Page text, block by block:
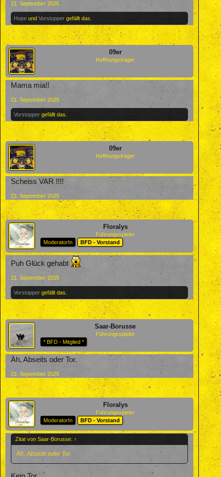
21. September 2025
Hope und Vorstopper gefällt das.
09er
Hoffnungsträger
Mama mia!!
21. September 2025
Vorstopper gefällt das.
09er
Hoffnungsträger
Scheiss VAR !!!!
21. September 2025
Floralys
Führungsspieler
ModeratorIn
BFD - Vorstand
Puh Glück gehabt
21. September 2025
Vorstopper gefällt das.
Saar-Borusse
Führungsspieler
* BFD - Mitglied *
Äh, Abseits oder Tor.
21. September 2025
Floralys
Führungsspieler
ModeratorIn
BFD - Vorstand
Zitat von Saar-Borusse: ↑
Äh, Abseits oder Tor.